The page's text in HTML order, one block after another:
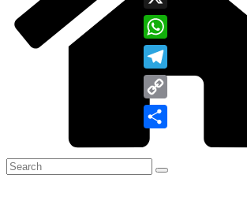
X
WhatsApp
Telegram
Copy
Share